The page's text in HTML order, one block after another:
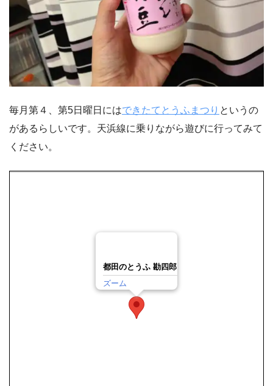
毎月第４、第5日曜日にはできたてとうふまつり というの
があるらしいです。天浜線に乗りながら遊びに行ってみて
ください。
都田のとうふ 勘四郎
ズーム